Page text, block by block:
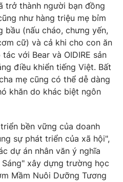
trở thành người bạn đồng
như hàng triệu mẹ bỉm
bầu (nấu cháo, chưng yến,
cữ) và cả khi cho con ăn
với Bear và OIDIRE sản
điều khiển tiếng Việt. Bất
mẹ cũng có thể dễ dàng
khăn do khác biệt ngôn
bền vững của doanh
sự phát triển của xã hội",
dự án nhân văn ý nghĩa
xây dựng trường học
Mầm Nuôi Dưỡng Tương